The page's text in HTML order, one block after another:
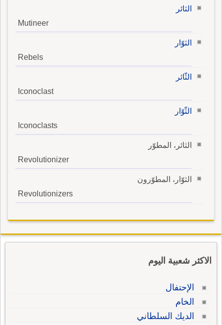
الثائر
Mutineer
الثوّار
Rebels
الثّائر
Iconoclast
الثّوّار
Iconoclasts
الثائر، المطوّر
Revolutionizer
الثوّار، المطوّرون
Revolutionizers
الاكثر شعبية اليوم
الإحتفال
الخام
الديك السلطاني